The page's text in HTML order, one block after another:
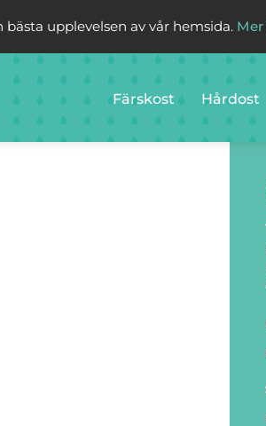
upplevelsen av vår hemsida.
Färskost Hårdost